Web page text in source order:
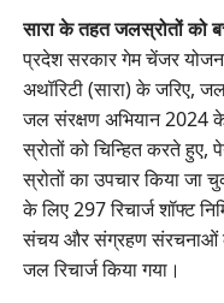
सारा के तहत जलस्रोतों को
प्रदेश सरकार गेम चेंजर
अथॉरिटी (सारा) के जरिए,
जल संरक्षण अभियान
स्रोतों को चिन्हित करते
स्रोतों का उपचार किया जा
के लिए 297 रिचार्ज शॉफ्ट
संचय और संग्रहण संरचनाओं के
जल रिचार्ज किया गया।